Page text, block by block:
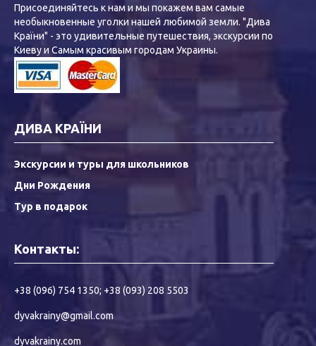
Присоединяйтесь к нам и мы покажем вам самые
необыкновенные уголки нашей любимой земли. "Дива
Країни" - это удивительные путешествия, экскурсии по
Киеву и Самым красивым городам Украины.
ДИВА КРАЇНИ
Экскурсии и туры для школьников
Дни Рождения
Тур в подарок
Контакты:
+38 (096) 754 1350; +38 (093) 208 5503
dyvakrainy@gmail.com
dyvakrainy.com